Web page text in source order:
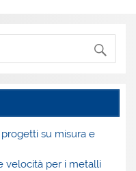
su misura e
velocità per i metalli